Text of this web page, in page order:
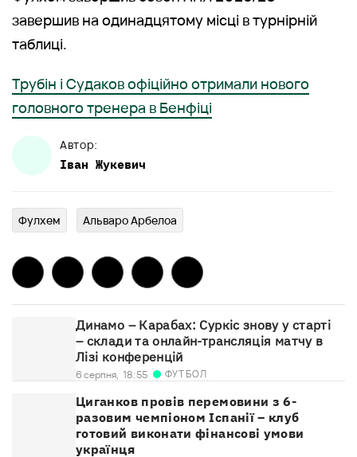
завершив на одинадцятому місці в турнірній
таблиці.
Трубін і Судаков офіційно отримали нового
головного тренера в Бенфіці
Автор:
Іван Жукевич
Фулхем Альваро Арбелоа
Динамо – Карабах: Суркіс знову у старті
– склади та онлайн-трансляція матчу в
Лізі конференцій
6 серпня, 18:55 ФУТБОЛ
Циганков провів перемовини з 6-
разовим чемпіоном Іспанії – клуб
готовий виконати фінансові умови
українця